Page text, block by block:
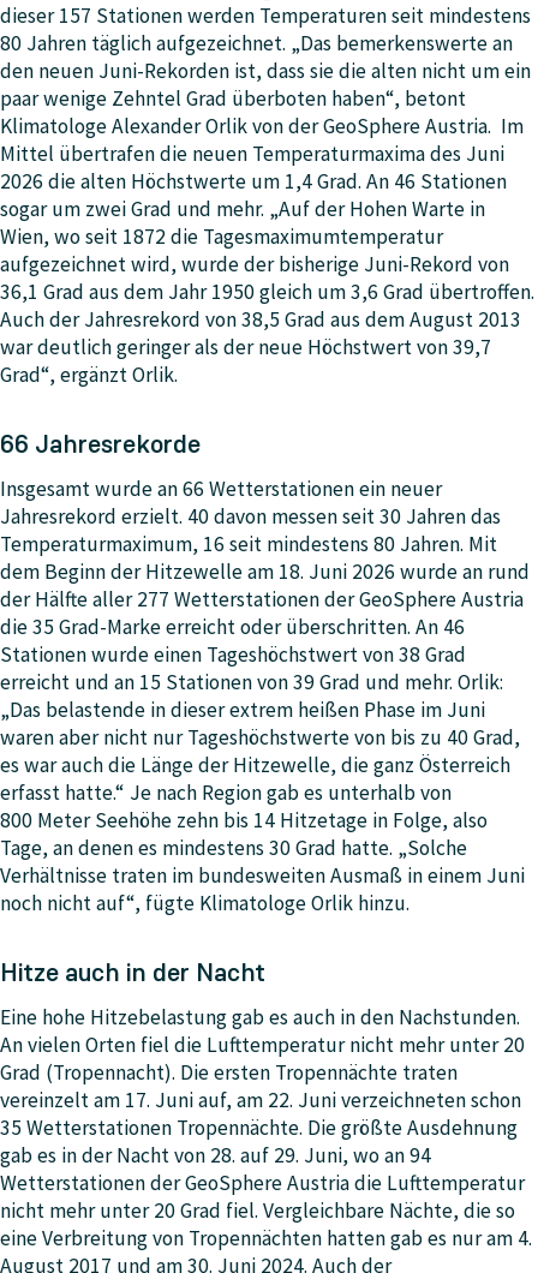
dieser 157 Stationen werden Temperaturen seit mindestens
80 Jahren täglich aufgezeichnet. „Das bemerkenswerte an
den neuen Juni-Rekorden ist, dass sie die alten nicht um ein
paar wenige Zehntel Grad überboten haben“, betont
Klimatologe Alexander Orlik von der GeoSphere Austria. Im
Mittel übertrafen die neuen Temperaturmaxima des Juni
2026 die alten Höchstwerte um 1,4 Grad. An 46 Stationen
sogar um zwei Grad und mehr. „Auf der Hohen Warte in
Wien, wo seit 1872 die Tagesmaximumtemperatur
aufgezeichnet wird, wurde der bisherige Juni-Rekord von
36,1 Grad aus dem Jahr 1950 gleich um 3,6 Grad übertroffen.
Auch der Jahresrekord von 38,5 Grad aus dem August 2013
war deutlich geringer als der neue Höchstwert von 39,7
Grad“, ergänzt Orlik.
66 Jahresrekorde
Insgesamt wurde an 66 Wetterstationen ein neuer
Jahresrekord erzielt. 40 davon messen seit 30 Jahren das
Temperaturmaximum, 16 seit mindestens 80 Jahren. Mit
dem Beginn der Hitzewelle am 18. Juni 2026 wurde an rund
der Hälfte aller 277 Wetterstationen der GeoSphere Austria
die 35 Grad-Marke erreicht oder überschritten. An 46
Stationen wurde einen Tageshöchstwert von 38 Grad
erreicht und an 15 Stationen von 39 Grad und mehr. Orlik:
„Das belastende in dieser extrem heißen Phase im Juni
waren aber nicht nur Tageshöchstwerte von bis zu 40 Grad,
es war auch die Länge der Hitzewelle, die ganz Österreich
erfasst hatte.“ Je nach Region gab es unterhalb von
800 Meter Seehöhe zehn bis 14 Hitzetage in Folge, also
Tage, an denen es mindestens 30 Grad hatte. „Solche
Verhältnisse traten im bundesweiten Ausmaß in einem Juni
noch nicht auf“, fügte Klimatologe Orlik hinzu.
Hitze auch in der Nacht
Eine hohe Hitzebelastung gab es auch in den Nachstunden.
An vielen Orten fiel die Lufttemperatur nicht mehr unter 20
Grad (Tropennacht). Die ersten Tropennächte traten
vereinzelt am 17. Juni auf, am 22. Juni verzeichneten schon
35 Wetterstationen Tropennächte. Die größte Ausdehnung
gab es in der Nacht von 28. auf 29. Juni, wo an 94
Wetterstationen der GeoSphere Austria die Lufttemperatur
nicht mehr unter 20 Grad fiel. Vergleichbare Nächte, die so
eine Verbreitung von Tropennächten hatten gab es nur am 4.
August 2017 und am 30. Juni 2024. Auch der